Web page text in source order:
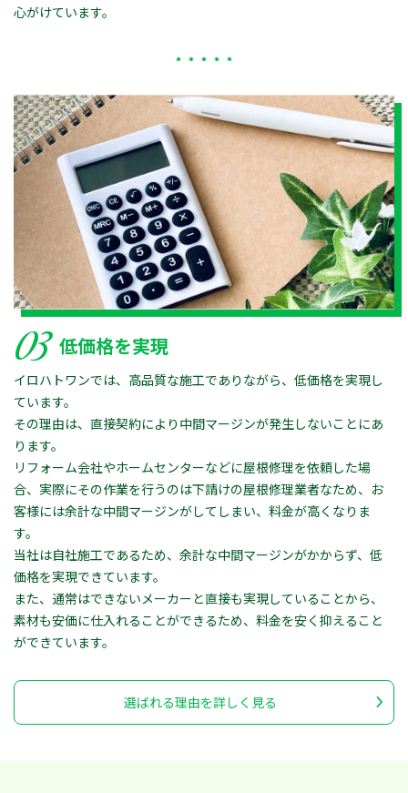
心がけています。
03 低価格を実現
イロハトワンでは、高品質な施工でありながら、低価格を実現し
ています。
その理由は、直接契約により中間マージンが発生しないことにあ
ります。
リフォーム会社やホームセンターなどに屋根修理を依頼した場
合、実際にその作業を行うのは下請けの屋根修理業者なため、お
客様には余計な中間マージンがしてしまい、料金が高くなりま
す。
当社は自社施工であるため、余計な中間マージンがかからず、低
価格を実現できています。
また、通常はできないメーカーと直接も実現していることから、
素材も安価に仕入れることができるため、料金を安く抑えること
ができています。
選ばれる理由を詳しく見る